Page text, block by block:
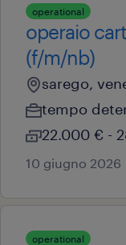
operational
operaio
(f/m/nb)
sarego,
tempo
22.000 € -
10 giugno 2026
operational